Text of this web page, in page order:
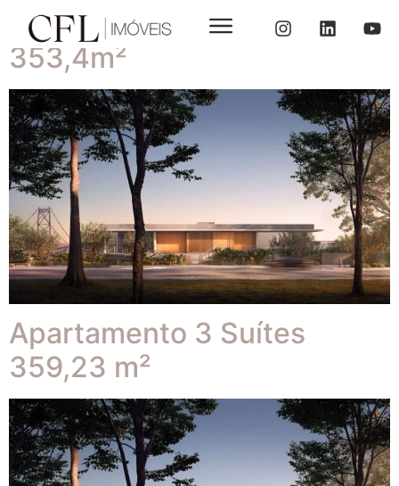
Apartamento 3 Suítes
353,4m²
Apartamento 3 Suítes
359,23 m²